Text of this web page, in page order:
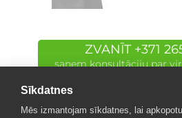
ZVANĪT +371
saņem konsultāciju par
Sīkdatnes
Mēs izmantojam sīkdatnes, lai